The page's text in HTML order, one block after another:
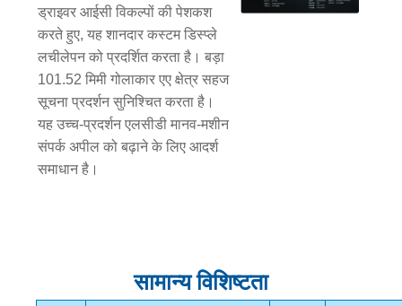
ड्राइवर आईसी विकल्पों की पेशकश
करते हुए, यह शानदार कस्टम डिस्प्ले
लचीलेपन को प्रदर्शित करता है। बड़ा
101.52 मिमी गोलाकार एए क्षेत्र सहज
सूचना प्रदर्शन सुनिश्चित करता है।
यह उच्च-प्रदर्शन एलसीडी मानव-मशीन
संपर्क अपील को बढ़ाने के लिए आदर्श
समाधान है।
सामान्य विशिष्टता